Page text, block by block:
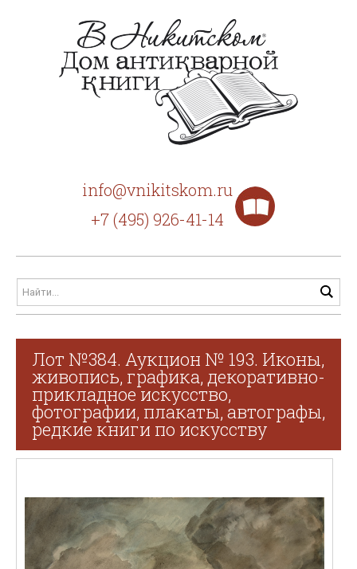
info@vnikitskom.ru
+7 (495) 926-41-14
Лот №384. Аукцион № 193. Иконы,
живопись, графика, декоративно-
прикладное искусство,
фотографии, плакаты, автографы,
редкие книги по искусству